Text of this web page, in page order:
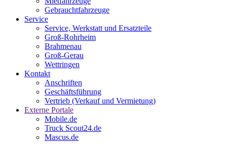
Gebrauchtfahrzeuge
Service
Service, Werkstatt und Ersatzteile
Groß-Rohrheim
Brahmenau
Groß-Gerau
Wettringen
Kontakt
Anschriften
Geschäftsführung
Vertrieb (Verkauf und Vermietung)
Externe Portale
Mobile.de
Truck Scout24.de
Mascus.de